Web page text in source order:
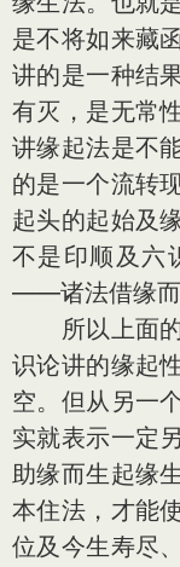
是不将如来藏
讲的是一种结
有灭，是无常
讲缘起法是不
的是一个流转
起头的起始及
不是印顺及六
——诸法借缘而
所以上面的
识论讲的缘起
空。但从另一
实就表示一定
助缘而生起缘
本住法，才能
位及今生寿尽